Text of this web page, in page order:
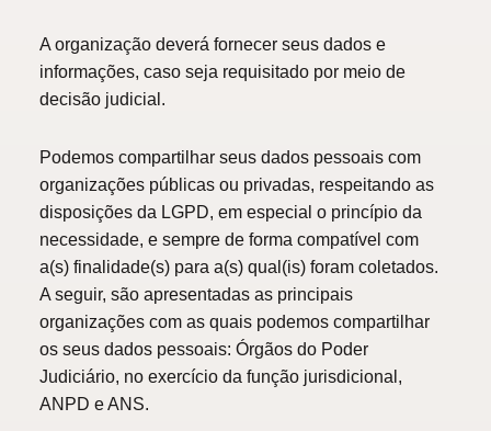
A organização deverá fornecer seus dados e
informações, caso seja requisitado por meio de
decisão judicial.
Podemos compartilhar seus dados pessoais com
organizações públicas ou privadas, respeitando as
disposições da LGPD, em especial o princípio da
necessidade, e sempre de forma compatível com
a(s) finalidade(s) para a(s) qual(is) foram coletados.
A seguir, são apresentadas as principais
organizações com as quais podemos compartilhar
os seus dados pessoais: Órgãos do Poder
Judiciário, no exercício da função jurisdicional,
ANPD e ANS.